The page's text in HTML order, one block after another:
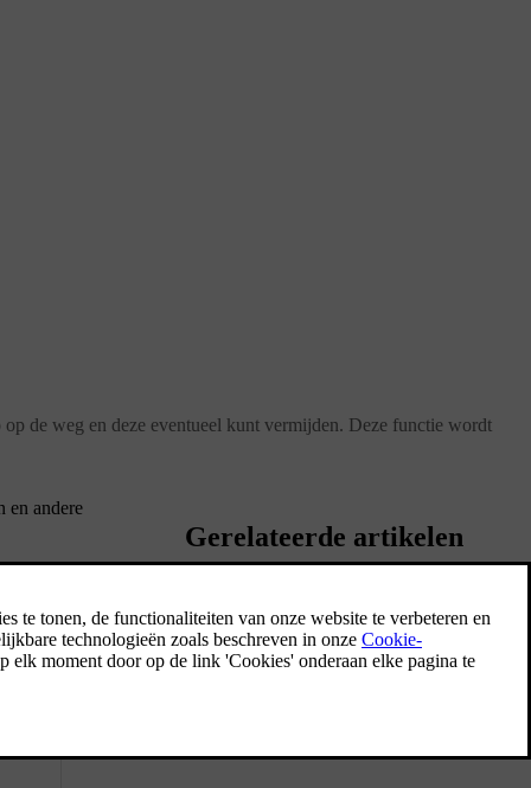
de weg en deze eventueel kunt vermijden. Deze functie wordt
en andere
Gerelateerde artikelen
Internetverbinding
Als je auto verbinding met internet maakt,